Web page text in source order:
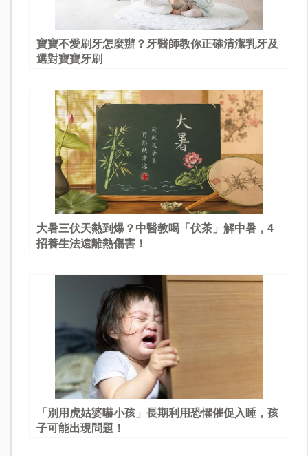
寶寶不愛刷牙怎麼辦？牙醫師教你正確清潔乳牙及
選對寶寶牙刷
大暑三伏天熱到爆？中醫教喝「伏茶」解中暑，4
招養生法遠離熱傷害！
「別用虎姑婆嚇小孩」長期利用恐懼催促入睡，孩
子可能出現問題！